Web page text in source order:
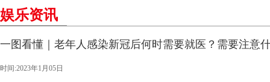
娱乐资讯
一图看懂｜老年人感染新冠后何时需要就医？需要注意
时间:2023年1月05日